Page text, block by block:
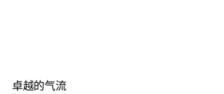
卓越的气流